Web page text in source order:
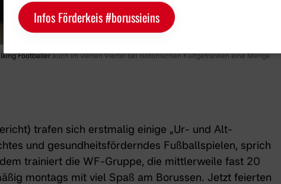
Footballerauch im vierten Viertel bei isotonischen Kaltgetränken eine Menge
) trafen sich erstmalig einige „Ur- und Alt-
und gesundheitsförderndes Fußballspielen, sprich
trainiert die WF-Gruppe, die mittlerweile fast 20
montags mit viel Spaß am Borussen. Jetzt feierten
Infos Förderkeis #borussieins